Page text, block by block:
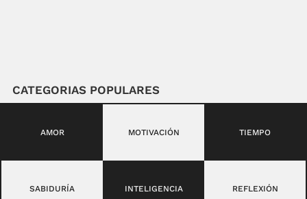
CATEGORIAS POPULARES
AMOR MOTIVACIÓN TIEMPO
SABIDURÍA INTELIGENCIA REFLEXIÓN